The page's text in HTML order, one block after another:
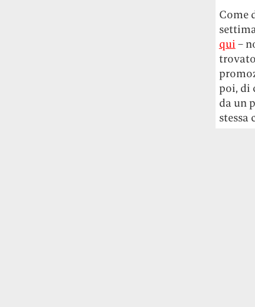
Come
qui –
poi, di
da un
stessa